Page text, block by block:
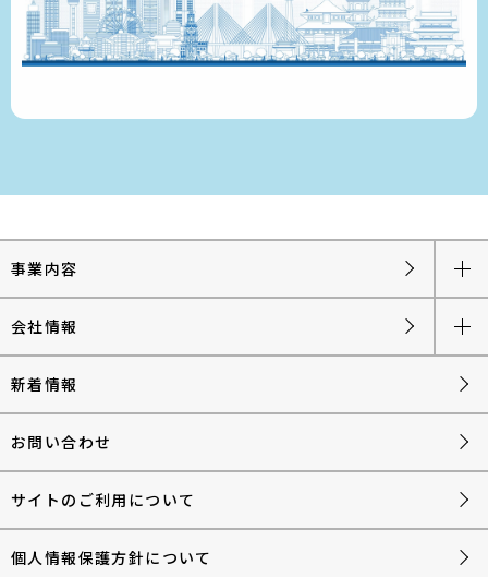
事業内容
会社情報
新着情報
お問い合わせ
サイトのご利用について
個人情報保護方針について